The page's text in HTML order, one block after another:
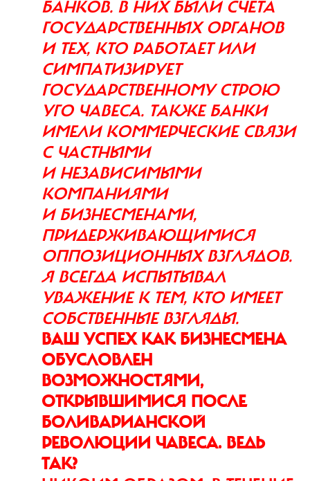
БАНКОВ. В НИХ БЫЛИ СЧЕТА
ГОСУДАРСТВЕННЫХ ОРГАНОВ
И ТЕХ, КТО РАБОТАЕТ ИЛИ
СИМПАТИЗИРУЕТ
ГОСУДАРСТВЕННОМУ СТРОЮ
УГО ЧАВЕСА. ТАКЖЕ БАНКИ
ИМЕЛИ КОММЕРЧЕСКИЕ СВЯЗИ
С ЧАСТНЫМИ
И НЕЗАВИСИМЫМИ
КОМПАНИЯМИ
И БИЗНЕСМЕНАМИ,
ПРИДЕРЖИВАЮЩИМИСЯ
ОППОЗИЦИОННЫХ ВЗГЛЯДОВ.
Я ВСЕГДА ИСПЫТЫВАЛ
УВАЖЕНИЕ К ТЕМ, КТО ИМЕЕТ
СОБСТВЕННЫЕ ВЗГЛЯДЫ.
ВАШ УСПЕХ КАК БИЗНЕСМЕНА
ОБУСЛОВЛЕН
ВОЗМОЖНОСТЯМИ,
ОТКРЫВШИМИСЯ ПОСЛЕ
БОЛИВАРИАНСКОЙ
РЕВОЛЮЦИИ ЧАВЕСА. ВЕДЬ
ТАК?